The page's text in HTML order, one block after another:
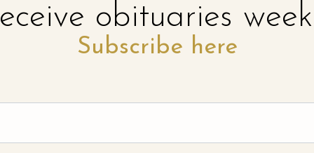
obituaries
Subscribe here